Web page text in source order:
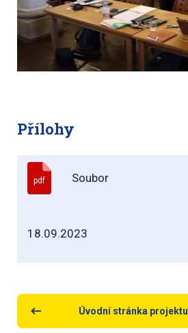
Přílohy
pdf Soubor
18.09.2023
Úvodní stránka projektu